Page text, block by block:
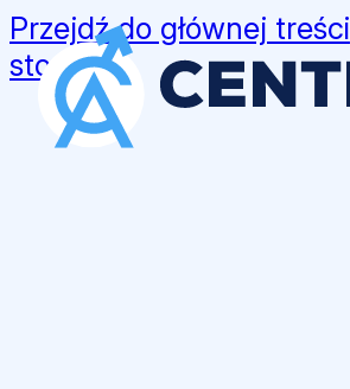
Przejdź do głównej treści
stopki